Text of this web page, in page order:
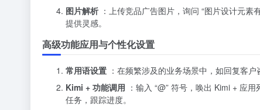
图片解析 ：上传竞品广告图片，询问 “图片设计元
提供灵感。
高级功能应用与个性化设置
常用语设置 ：在频繁涉及的业务场景中，如回复客
Kimi + 功能调用 ：输入 “@” 符号，唤出 Kimi + 应
任务，跟踪进度。